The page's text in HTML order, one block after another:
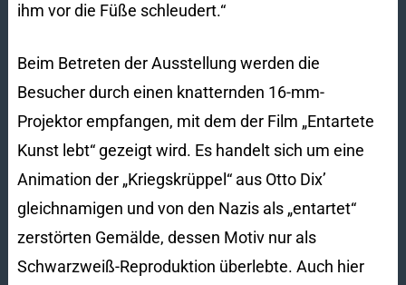
ihm vor die Füße schleudert.“
Beim Betreten der Ausstellung werden die
Besucher durch einen knatternden 16-mm-
Projektor empfangen, mit dem der Film „Entartete
Kunst lebt“ gezeigt wird. Es handelt sich um eine
Animation der „Kriegskrüppel“ aus Otto Dix’
gleichnamigen und von den Nazis als „entartet“
zerstörten Gemälde, dessen Motiv nur als
Schwarzweiß-Reproduktion überlebte. Auch hier